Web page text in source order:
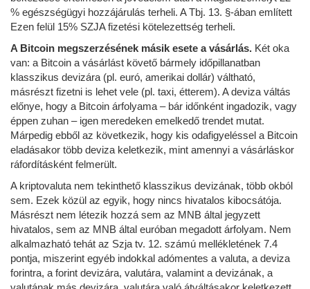
% egészségügyi hozzájárulás terheli. A Tbj. 13. §-ában említett
Ezen felül 15% SZJA fizetési kötelezettség terheli.
A Bitcoin megszerzésének másik esete a vásárlás. Két oka
van: a Bitcoin a vásárlást követő bármely időpillanatban
klasszikus devizára (pl. euró, amerikai dollár) váltható,
másrészt fizetni is lehet vele (pl. taxi, étterem). A deviza váltás
előnye, hogy a Bitcoin árfolyama – bár időnként ingadozik, vagy
éppen zuhan – igen meredeken emelkedő trendet mutat.
Márpedig ebből az következik, hogy kis odafigyeléssel a Bitcoin
eladásakor több deviza keletkezik, mint amennyi a vásárláskor
ráfordításként felmerült.
A kriptovaluta nem tekinthető klasszikus devizának, több okból
sem. Ezek közül az egyik, hogy nincs hivatalos kibocsátója.
Másrészt nem létezik hozzá sem az MNB által jegyzett
hivatalos, sem az MNB által euróban megadott árfolyam. Nem
alkalmazható tehát az Szja tv. 12. számú mellékletének 7.4
pontja, miszerint egyéb indokkal adómentes a valuta, a deviza
forintra, a forint devizára, valutára, valamint a devizának, a